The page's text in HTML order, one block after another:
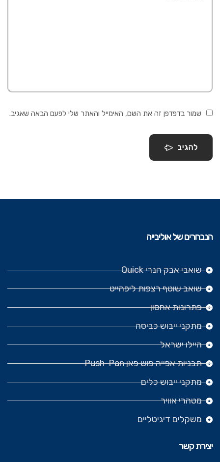
שמור בדפדפן זה את השם, האימייל והאתר שלי לפעם הבאה שאגיב.
להגיב
הנבחרים של אוליבייה
שואבי אבק הנרי Quick
שואב שוטף רצפות ליפהייט
פתרונות אחסון
מתקני ייבוש כביסה
היילו ישראל
תבניות אפייה פוש פאן Push-Pan
מתקני ייבוש כלים
מטהרי אוויר
משקלים דיגיטליים
יצירת קשר